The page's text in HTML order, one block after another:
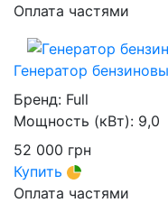
Оплата частями
Генератор
Бренд: Full
Мощность (кВт): 9,0
52 000 грн
Купить
Оплата частями